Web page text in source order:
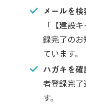
メールを検
「【建設
録完了の
ています。
ハガキを確
者登録完
す。